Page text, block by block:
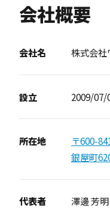
会社概要
会社名 株式会社
設立 2009/07/
所在地
〒600-
銀屋町
代表者 澤邊 芳明